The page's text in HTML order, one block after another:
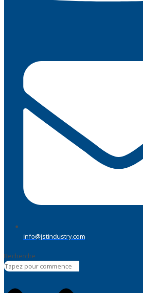
info@jstindustry.com
Recherche